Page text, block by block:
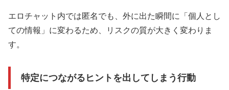
エロチャット内では匿名でも、外に出た瞬間に「個人とし
ての情報」に変わるため、リスクの質が大きく変わりま
す。
特定につながるヒントを出してしまう行動